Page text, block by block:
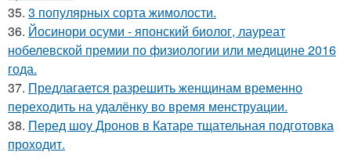
35. 3 популярных сорта жимолости.
36. Йосинори осуми - японский биолог, лауреат
нобелевской премии по физиологии или медицине 2016
года.
37. Предлагается разрешить женщинам временно
переходить на удалёнку во время менструации.
38. Перед шоу Дронов в Катаре тщательная подготовка
проходит.